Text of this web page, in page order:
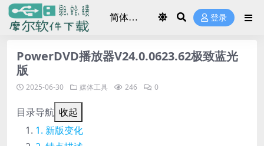
登录
PowerDVD播放器V24.0.0623.62极致蓝光
版
2025-06-30 媒体工具 246 0
目录导航 收起
新版变化